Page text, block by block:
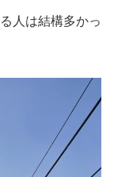
人は結構多かっ